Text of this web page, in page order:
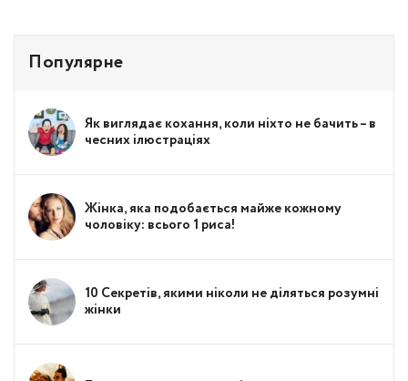
Популярне
Як виглядає кохання, коли ніхто не бачить – в
чесних ілюстраціях
Жінка, яка подобається майже кожному
чоловіку: всього 1 риса!
10 Секретів, якими ніколи не діляться розумні
жінки